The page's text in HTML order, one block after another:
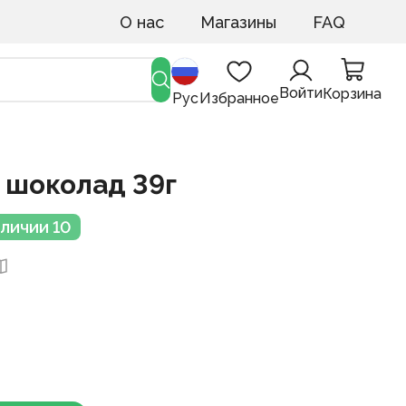
О нас Магазины FAQ
РусИзбранноеВойтиКорзина
39г
10